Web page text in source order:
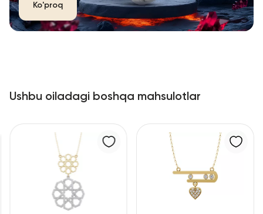
Ko'proq
Ushbu oiladagi boshqa mahsulotlar